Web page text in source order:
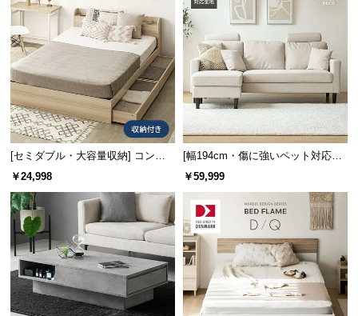
業
情
報
[セミダブル・大容量収納] コンセ
ント機能付きベッド 収納左右組み
￥24,998
[幅194cm・傷に強いペット対応生
地] 3人掛けカウチソファ ヘッドレ
￥59,999